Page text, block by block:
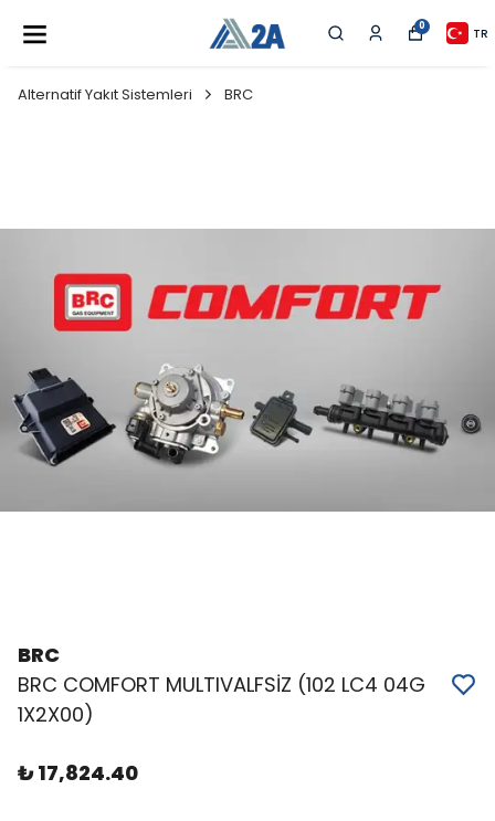
0 TR
Alternatif Yakıt Sistemleri BRC
BRC
BRC COMFORT MULTIVALFSİZ (102 LC4 04G
1X2X00)
₺ 17,824.40